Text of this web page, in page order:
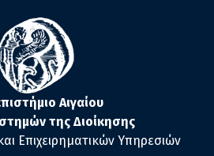
Αιγαίου
της Διοίκησης
Επιχειρηματικών Υπηρεσιών